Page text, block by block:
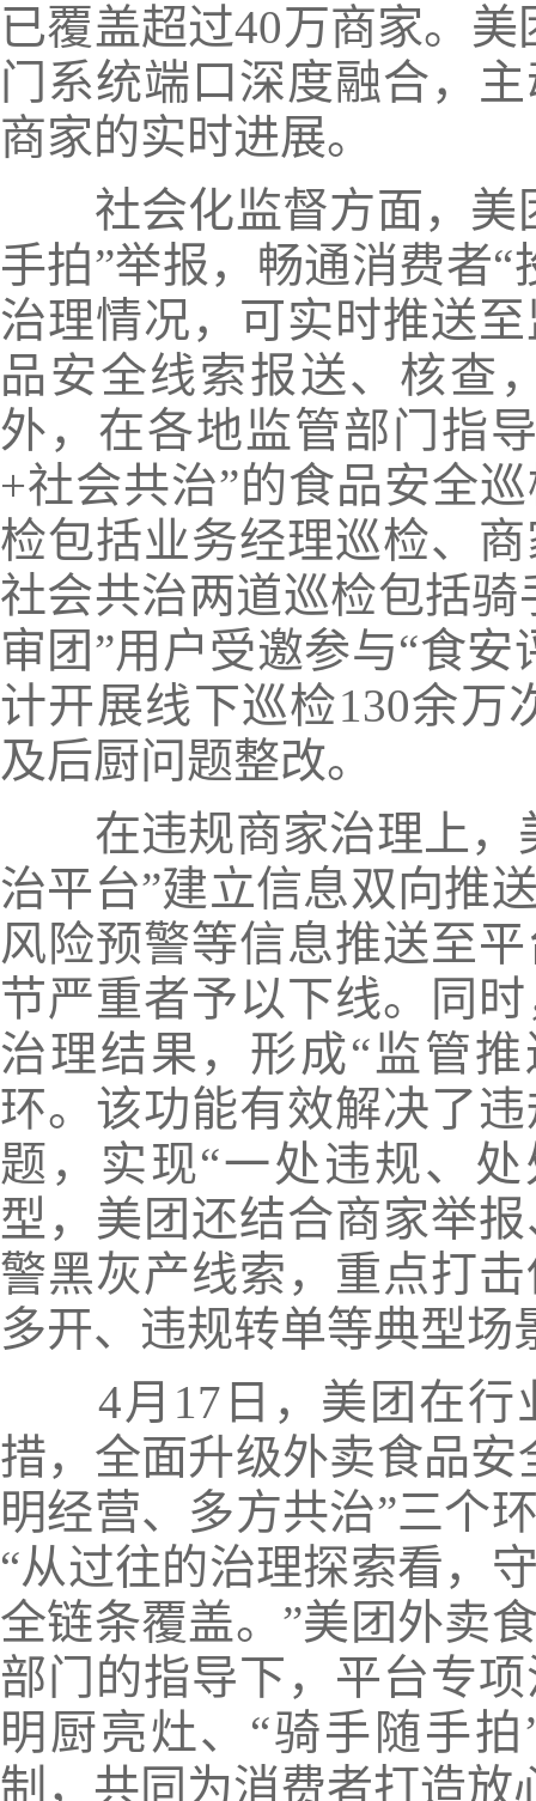
已覆盖超过40万商家。
门系统端口深度融合，
商家的实时进展。
社会化监督方面，美
手拍”举报，畅通消费者
治理情况，可实时推送
品安全线索报送、核查
外，在各地监管部门指
+社会共治”的食品安全
检包括业务经理巡检、
社会共治两道巡检包括骑
审团”用户受邀参与“食
计开展线下巡检130余万
及后厨问题整改。
在违规商家治理上，
治平台”建立信息双向推
风险预警等信息推送至
节严重者予以下线。同
治理结果，形成“监管
环。该功能有效解决了
题，实现“一处违规、
型，美团还结合商家举
警黑灰产线索，重点打
多开、违规转单等典型场
4月17日，美团在行
措，全面升级外卖食品
明经营、多方共治”三个
“从过往的治理探索看，
全链条覆盖。”美团外卖
部门的指导下，平台专
明厨亮灶、“骑手随手
制，共同为消费者打造放